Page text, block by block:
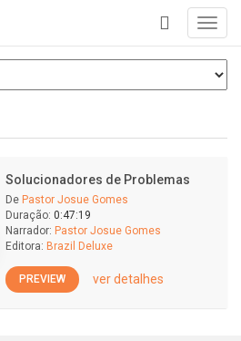
+
Solucionadores de Problemas
De Pastor Josue Gomes
Duração: 0:47:19
Narrador: Pastor Josue Gomes
Editora: Brazil Deluxe
PREVIEW ver detalhes